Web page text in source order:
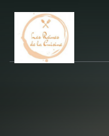
contenu